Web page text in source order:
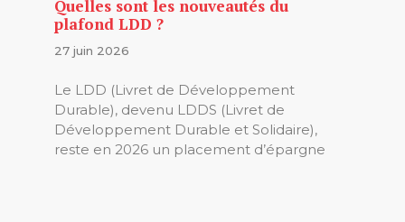
Quelles sont les nouveautés du
plafond LDD ?
27 juin 2026
Le LDD (Livret de Développement
Durable), devenu LDDS (Livret de
Développement Durable et Solidaire),
reste en 2026 un placement d’épargne